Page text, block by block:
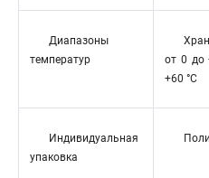
Диапазоны
температур
от 0 до
+60 °C
Индивидуальная
упаковка